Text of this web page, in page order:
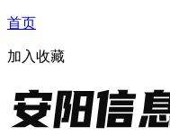
首页
加入收藏